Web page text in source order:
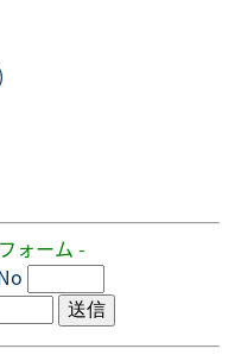
ォーム -